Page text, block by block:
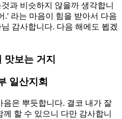
과 비슷하지 않을까 생각합니
.' 라는 마음이 힘을 받아서 다음
감사합니다. 다음 해에도 뵙겠
보는 거지
일산지회
은 뿌듯합니다. 결코 내가 잘
할 수 있으니 다만 감사합니